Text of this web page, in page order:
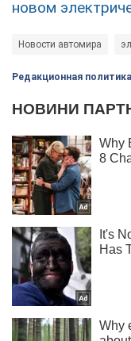
новом
Новости автомира
Редакционная политика